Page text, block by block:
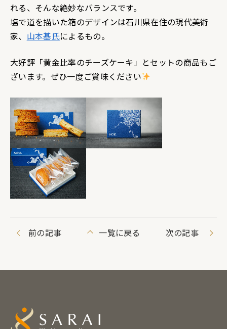
れる、そんな絶妙なバランスです。
塩で道を描いた箱のデザインは石川県在住の現代美術
家、 山本基氏によるもの。
大好評「黄金比率のチーズケーキ」とセットの商品もご
ざいます。ぜひ一度ご賞味ください
前の記事 一覧に戻る 次の記事